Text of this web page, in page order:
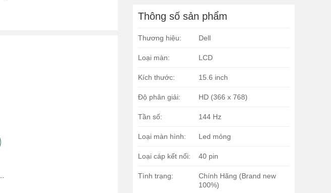
Thông số sản phẩm
Thương hiệu: Dell
Loại màn: LCD
Kích thước: 15.6 inch
Độ phân giải: HD (366 x 768)
Tần số: 144 Hz
Loại màn hình: Led mỏng
Loại cáp kết nối: 40 pin
Tình trạng:
Chính Hãng (Brand new
100%)